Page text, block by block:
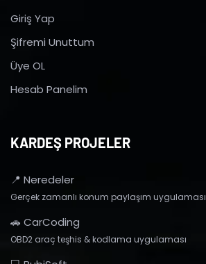
Giriş Yap
Şifremi Unuttum
Üye OL
Hesab Panelim
KARDEŞ PROJELER
📍 Neredeler
Gerçek zamanlı konum paylaşım uygulaması
🚗 CarCoding
OBD2 araç teşhis & kodlama uygulaması